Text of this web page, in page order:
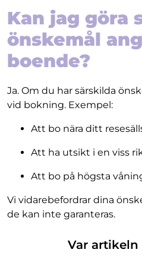
Kan jag göra
önskemål
boende?
Ja. Om du har särskilda
vid bokning. Exempel:
Att bo nära ditt
Att ha utsikt i en viss
Att bo på högsta
Vi vidarebefordrar dina
de kan inte garanteras.
Var